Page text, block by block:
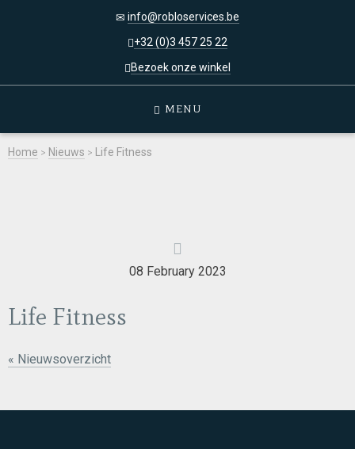
info@robloservices.be
+32 (0)3 457 25 22
Bezoek onze winkel
MENU
Home > Nieuws > Life Fitness
08 February 2023
Life Fitness
« Nieuwsoverzicht